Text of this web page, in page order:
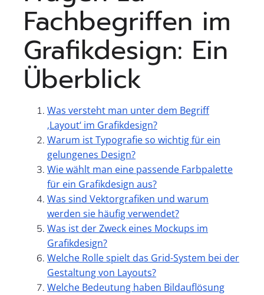
Fachbegriffen im
Grafikdesign: Ein
Überblick
Was versteht man unter dem Begriff
‚Layout‘ im Grafikdesign?
Warum ist Typografie so wichtig für ein
gelungenes Design?
Wie wählt man eine passende Farbpalette
für ein Grafikdesign aus?
Was sind Vektorgrafiken und warum
werden sie häufig verwendet?
Was ist der Zweck eines Mockups im
Grafikdesign?
Welche Rolle spielt das Grid-System bei der
Gestaltung von Layouts?
Welche Bedeutung haben Bildauflösung